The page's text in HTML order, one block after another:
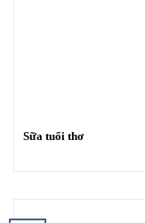
Sữa tuổi thơ